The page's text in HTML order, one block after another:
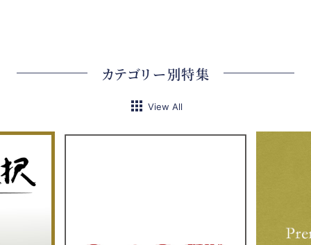
カテゴリー別特集
View All